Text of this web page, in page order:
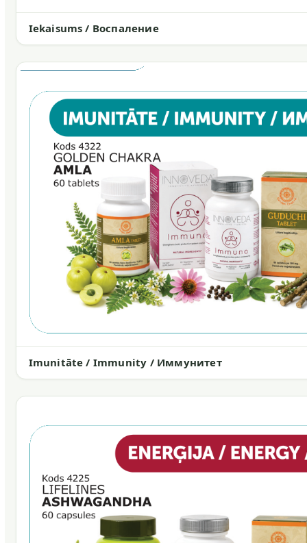
Iekaisums / Воспаление
Imunitāte / Immunity / Иммунитет